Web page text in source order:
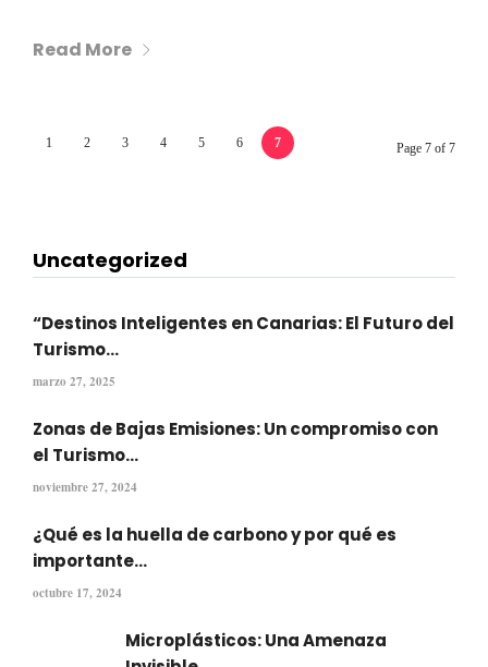
Read More
1 2 3 4 5 6 7 Page 7 of 7
Uncategorized
“Destinos Inteligentes en Canarias: El Futuro del
Turismo...
marzo 27, 2025
Zonas de Bajas Emisiones: Un compromiso con
el Turismo...
noviembre 27, 2024
¿Qué es la huella de carbono y por qué es
importante...
octubre 17, 2024
Microplásticos: Una Amenaza